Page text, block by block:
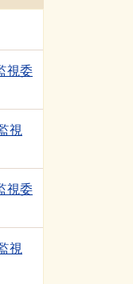
視委
視
視委
視